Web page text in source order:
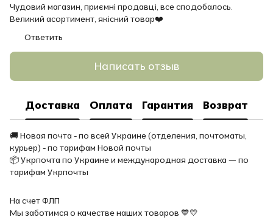
Чудовий магазин, приємні продавці, все сподобалось.
Великий асортимент, якісний товар❤️
Ответить
Написать отзыв
Доставка Оплата Гарантия Возврат
🚚 Новая почта - по всей Украине (отделения, почтоматы,
курьер) - по тарифам Новой почты
📦 Укрпочта по Украине и международная доставка — по
тарифам Укрпочты
На счет ФЛП
Мы заботимся о качестве наших товаров 💙💛